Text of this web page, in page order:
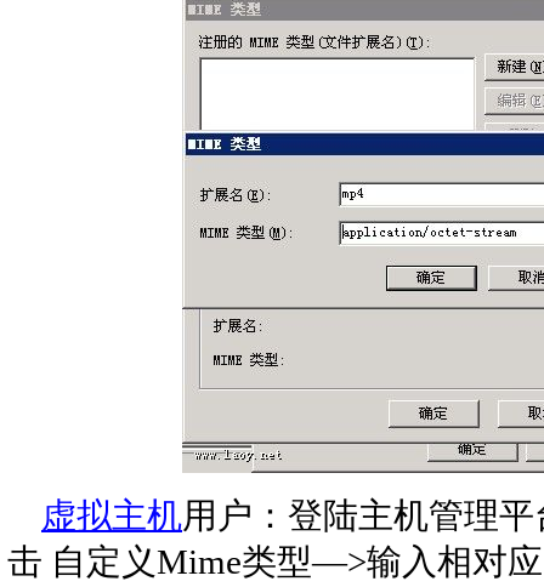
虚拟主机用户：登陆主机管理
击 自定义Mime类型—>输入相对